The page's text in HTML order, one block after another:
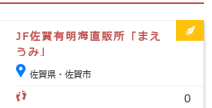
JF佐賀有明海直販所 ｢まえ
うみ｣
佐賀県・佐賀市
0